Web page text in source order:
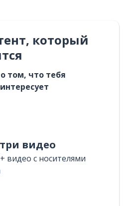
который
том, что тебя
видео
видео с носителями